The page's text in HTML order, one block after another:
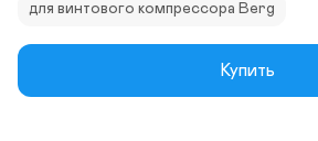
для винтового компрессора Berg
Купить